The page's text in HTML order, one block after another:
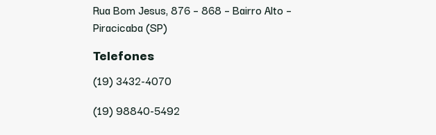
Rua Bom Jesus, 876 – 868 – Bairro Alto –
Piracicaba (SP)
Telefones
(19) 3432-4070
(19) 98840-5492